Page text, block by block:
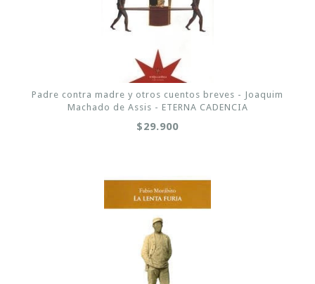
Padre contra madre y otros cuentos breves - Joaquim
Machado de Assis - ETERNA CADENCIA
$29.900